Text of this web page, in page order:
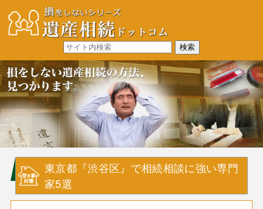
東京都『渋谷区』で相続相談に強い専門
家5選